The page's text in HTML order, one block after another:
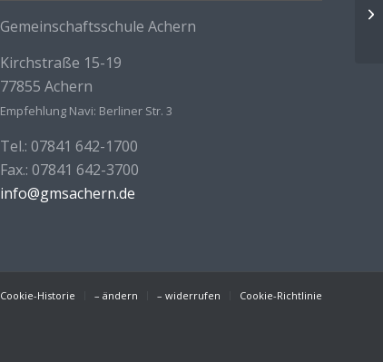
Gemeinschaftsschule Achern
Kirchstraße 15-19
77855 Achern
Empfehlung Navi: Berliner Str. 3
Tel.: 07841 642-1700
Fax.: 07841 642-3700
info@gmsachern.de
Cookie-Historie – ändern – widerrufen Cookie-Richtlinie